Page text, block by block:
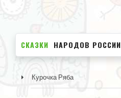
СКАЗКИ НАРОДОВ РОССИИ
Курочка Ряба